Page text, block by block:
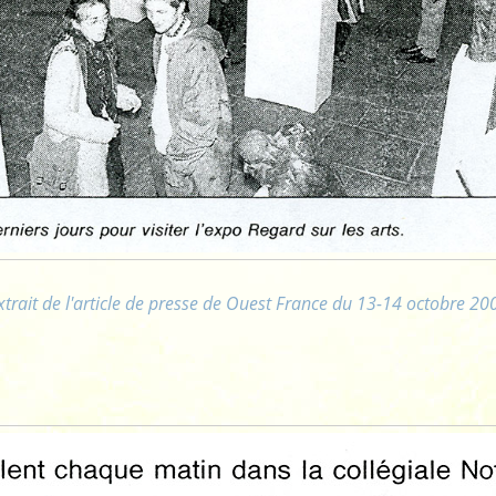
de l'article de presse de Ouest France du 13-14 octobre